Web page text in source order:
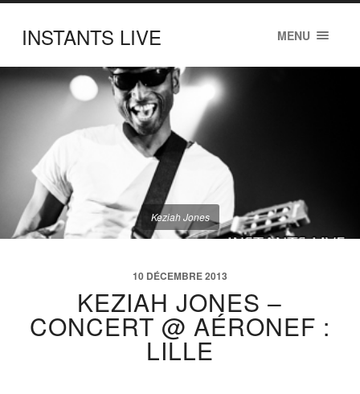
INSTANTS LIVE MENU
Keziah Jones
10 DÉCEMBRE 2013
KEZIAH JONES –
CONCERT @ AÉRONEF :
LILLE